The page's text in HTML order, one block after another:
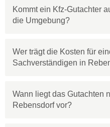
Kommt ein Kfz-Gutachter
die Umgebung?
Wer trägt die Kosten für
Sachverständigen in
Wann liegt das Gutachten
Rebensdorf vor?